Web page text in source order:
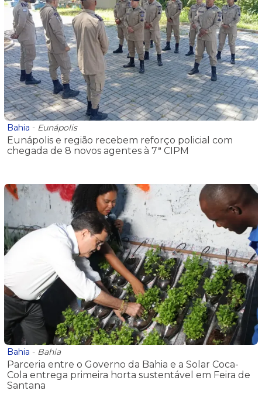
Bahia - Eunápolis
Eunápolis e região recebem reforço policial com
chegada de 8 novos agentes à 7ª CIPM
Bahia - Bahia
Parceria entre o Governo da Bahia e a Solar Coca-
Cola entrega primeira horta sustentável em Feira de
Santana